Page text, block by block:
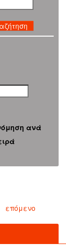
ανά
επόμενο